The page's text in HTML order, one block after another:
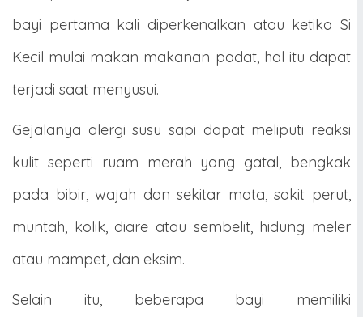
bayi pertama kali diperkenalkan atau ketika Si
Kecil mulai makan makanan padat, hal itu dapat
terjadi saat menyusui.
Gejalanya alergi susu sapi dapat meliputi reaksi
kulit seperti ruam merah yang gatal, bengkak
pada bibir, wajah dan sekitar mata, sakit perut,
muntah, kolik, diare atau sembelit, hidung meler
atau mampet, dan eksim.
Selain itu, beberapa bayi memiliki